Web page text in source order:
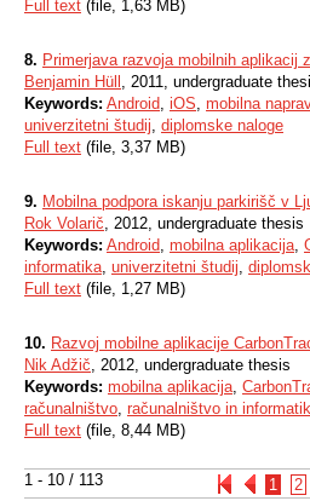
1 - 10 / 113 1 2
Full text (file, 1,63 MB)
8. Primerjava razvoja mobilnih aplikacij
Benjamin Hüll , 2011, undergraduate
Keywords: Android, iOS, mobilna
univerzitetni študij, diplomske naloge
Full text (file, 3,37 MB)
9. Mobilna podpora iskanju parkirišč v
Rok Volarič, 2012, undergraduate thesis
Keywords: Android, mobilna aplikacija,
informatika, univerzitetni študij,
Full text (file, 1,27 MB)
10. Razvoj mobilne aplikacije
Nik Adžič, 2012, undergraduate thesis
Keywords: mobilna aplikacija,
računalništvo, računalništvo in
Full text (file, 8,44 MB)